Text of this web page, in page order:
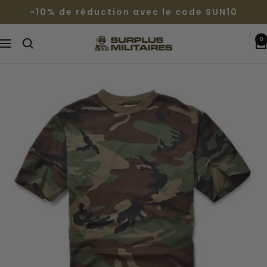
au
contenu
-10% de réduction avec le code SUN10
Navigation
Surplus
0